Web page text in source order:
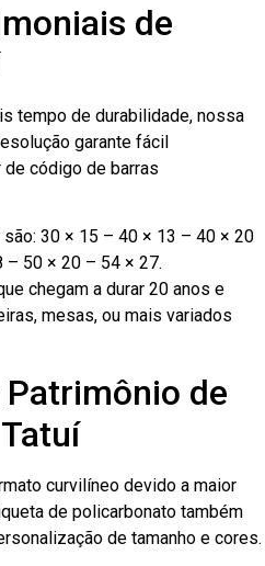
de
tempo de durabilidade, nossa
garante fácil
código de barras
30 × 15 – 40 × 13 – 40 × 20
50 × 20 – 54 × 27.
chegam a durar 20 anos e
mesas, ou mais variados
de
curvilíneo devido a maior
de policarbonato também
de tamanho e cores.